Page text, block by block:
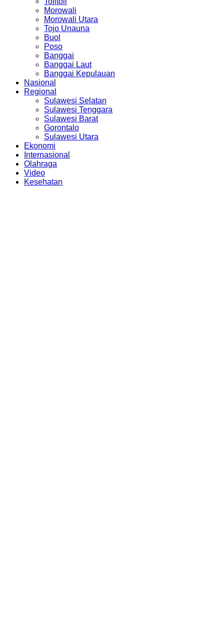
Morowali
Morowali Utara
Tojo Unauna
Buol
Poso
Banggai
Banggai Laut
Banggai Kepulauan
Nasional
Regional
Sulawesi Selatan
Sulawesi Tenggara
Sulawesi Barat
Gorontalo
Sulawesi Utara
Ekonomi
Internasional
Olahraga
Video
Kesehatan